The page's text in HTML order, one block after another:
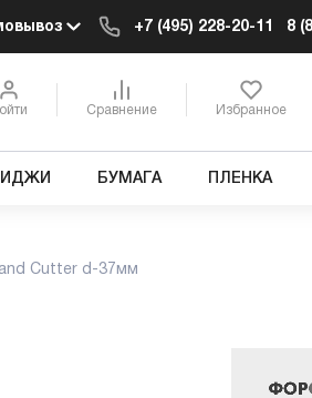
+7 (495) 228-20-11 8
Сравнение Избранное
БУМАГА ПЛЕНКА
Cutter d-37мм